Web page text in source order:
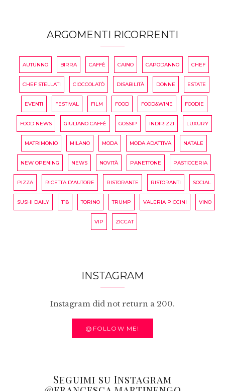
ARGOMENTI RICORRENTI
AUTUNNO BIRRA CAFFÈ CAINO CAPODANNO CHEF
CHEF STELLATI CIOCCOLATÒ DISABILITÀ DONNE ESTATE
EVENTI FESTIVAL FILM FOOD FOOD&WINE FOODIE
FOOD NEWS GIULIANO CAFFÈ GOSSIP INDIRIZZI LUXURY
MATRIMONIO MILANO MODA MODA ADATTIVA NATALE
NEW OPENING NEWS NOVITÀ PANETTONE PASTICCERIA
PIZZA RICETTA D'AUTORE RISTORANTE RISTORANTI SOCIAL
SUSHI DAILY T18 TORINO TRUMP VALERIA PICCINI VINO
VIP ZICCAT
INSTAGRAM
Instagram did not return a 200.
@FOLLOW ME!
Seguimi su Instagram